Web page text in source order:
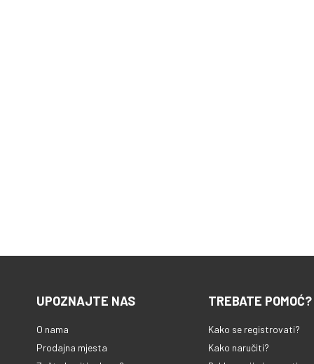
UPOZNAJTE NAS
O nama
Prodajna mjesta
TREBATE POMOĆ?
Kako se registrovati?
Kako naručiti?